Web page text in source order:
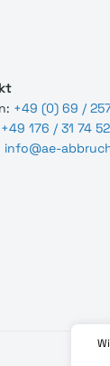
+49 (0) 69 /
+49 176 / 31 74
info@ae-